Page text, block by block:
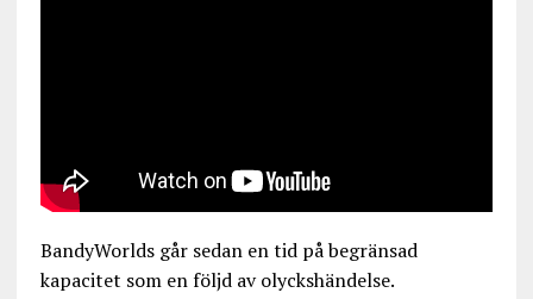
BandyWorlds går sedan en tid på begränsad
kapacitet som en följd av olyckshändelse.